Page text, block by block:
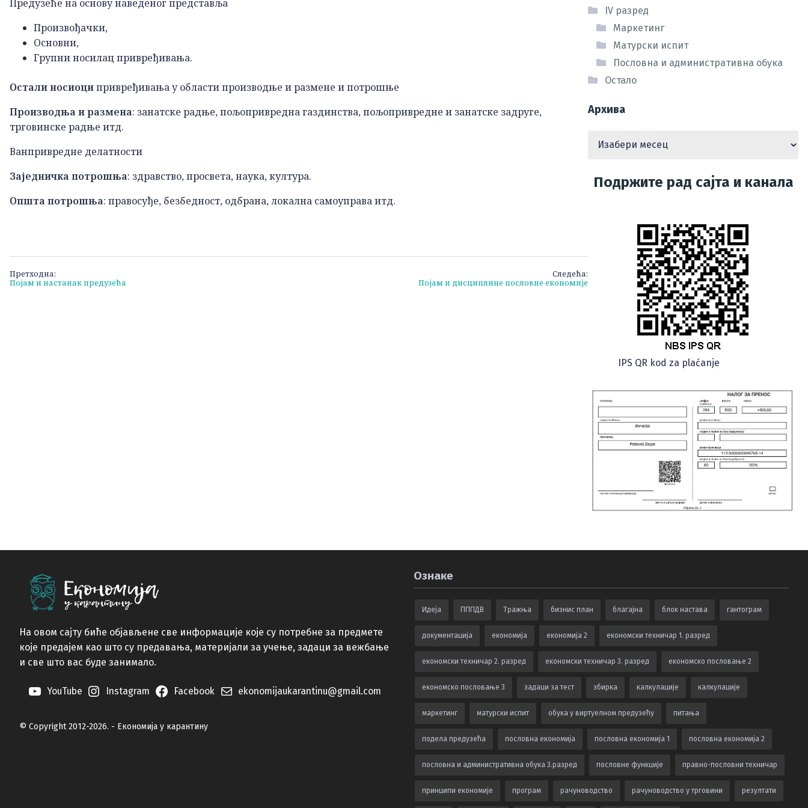
Предузеће на основу наведеног представља
Произвођачки,
Основни,
Групни носилац привређивања.
Остали носиоципривређивања у области производње и размене и потрошње
Производња и размена: занатске радње, пољопривредна газдинства, пољопривредне и занатске задруге,
трговинске радње итд.
Ванпривредне делатности
Заједничка потрошња: здравство, просвета, наука, култура.
Општа потрошња: правосуђе, безбедност, одбрана, локална самоуправа итд.
Кретање
Претходна:
Појам и настанак предузећа
Следећа:
Појам и дисциплине пословне економије
IV разред
Маркетинг
Матурски испит
Пословна и административна обука
Остало
Архива
Подржите рад сајта и канала
IPS QR kod za plaćanje
На овом сајту биће објављене све информације које су потребне за предмете
које предајем као што су предавања, материјали за учење, задаци за вежбање
и све што вас буде занимало.
YouTube Instagram Facebook ekonomijaukarantinu@gmail.com
© Copyright 2012-2026. - Економија у карантину
Ознаке
Идеја ПППДВ Тражња бизнис план благајна блок настава гантограм
документација економија економија 2 економски техничар 1. разред
економски техничар 2. разред економски техничар 3. разред економско пословање 2
економско пословање 3 задаци за тест збирка калкулацијe калкулације
маркетинг матурски испит обука у виртуелном предузећу питања
подела предузећа пословна економија пословна економија 1 пословна економија 2
пословна и административна обука 3.разред пословне функције правно-пословни техничар
принципи економије програм рачуноводство рачуноводство у трговини резултати